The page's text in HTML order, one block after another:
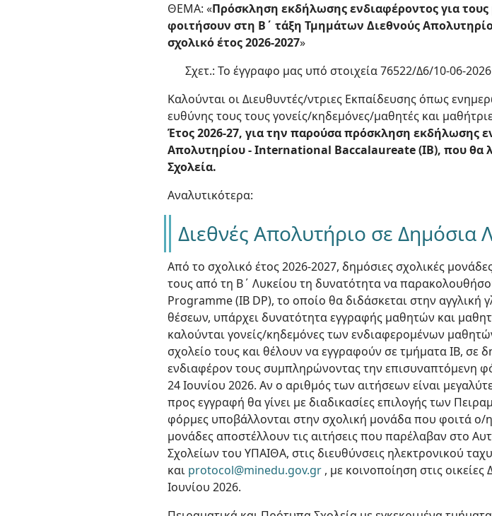
ΘΕΜΑ: «Πρόσκληση εκδήλωσης ενδιαφέροντος για
φοιτήσουν στη Β΄ τάξη Τμημάτων Διεθνούς
σχολικό έτος 2026-2027»
Σχετ.: Το έγγραφο μας υπό στοιχεία 76522/Δ6/10-06-
Καλούνται οι Διευθυντές/ντριες Εκπαίδευσης όπως
ευθύνης τους τους γονείς/κηδεμόνες/μαθητές και
Έτος 2026-27, για την παρούσα πρόσκληση εκδήλωσης
Απολυτηρίου - International Baccalaureate (IB), που θα
Σχολεία.
Αναλυτικότερα:
Διεθνές Απολυτήριο σε Δημόσια
Από το σχολικό έτος 2026-2027, δημόσιες σχολικές
τους από τη Β΄ Λυκείου τη δυνατότητα να
Programme (IB DP), το οποίο θα διδάσκεται στην
θέσεων, υπάρχει δυνατότητα εγγραφής μαθητών και
καλούνται γονείς/κηδεμόνες των ενδιαφερομένων
σχολείο τους και θέλουν να εγγραφούν σε τμήματα IB, σε
ενδιαφέρον τους συμπληρώνοντας την επισυναπτόμενη
24 Ιουνίου 2026. Αν ο αριθμός των αιτήσεων είναι
προς εγγραφή θα γίνει με διαδικασίες επιλογής των
φόρμες υποβάλλονται στην σχολική μονάδα που φοιτά ο/
μονάδες αποστέλλουν τις αιτήσεις που παρέλαβαν στο
Σχολείων του ΥΠΑΙΘΑ, στις διευθύνσεις ηλεκτρονικού
και protocol@minedu.gov.gr , με κοινοποίηση στις
Ιουνίου 2026.